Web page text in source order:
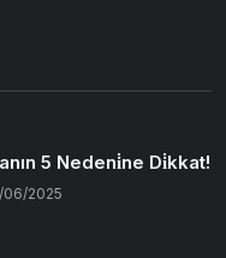
5 Nedeni̇ne Di̇kkat!
06/2025